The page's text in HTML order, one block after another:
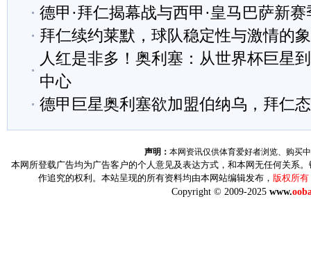
德甲·拜仁揭幕战与西甲·皇马巴萨新
拜仁续约莱默，球队稳定性与激情的
人红是非多！奥利塞：从世界杯巨星
中心
德甲巨星奥利塞欲加盟伯纳乌，拜仁
声明： 本网资讯仅供体育爱好者浏览、购买
本网所登载广告均为广告客户的个人意见及表达方式，和本网无任何关系
作追究的权利。本站呈现的所有资料均由本网站编辑发布， 版权所有
Copyright © 2009-2025 www.